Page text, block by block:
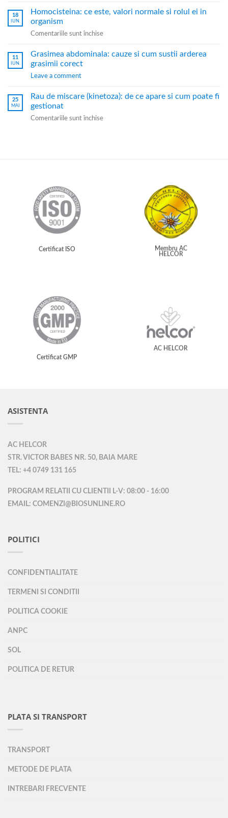
18
IUN.
Homocisteina: ce este, valori normale si rolul ei in
organism
Comentariile sunt închise
11
IUN.
Grasimea abdominala: cauze si cum sustii arderea
grasimii corect
Leave a comment
25
MAI
Rau de miscare (kinetoza): de ce apare si cum poate fi
gestionat
Comentariile sunt închise
Certificat ISO
Membru AC
HELCOR
Certificat GMP
AC HELCOR
ASISTENTA
AC HELCOR
STR. VICTOR BABES NR. 50, BAIA MARE
TEL: +4 0749 131 165
PROGRAM RELATII CU CLIENTII L-V: 08:00 - 16:00
EMAIL: COMENZI@BIOSUNLINE.RO
POLITICI
CONFIDENTIALITATE
TERMENI SI CONDITII
POLITICA COOKIE
ANPC
SOL
POLITICA DE RETUR
PLATA SI TRANSPORT
TRANSPORT
METODE DE PLATA
INTREBARI FRECVENTE